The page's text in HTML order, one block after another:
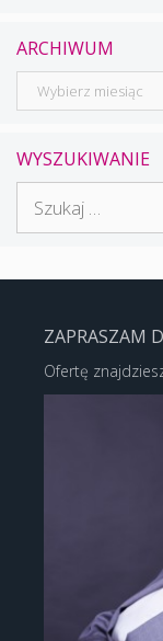
ARCHIWUM
Archiwum
WYSZUKIWANIE
ZAPRASZAM
Ofertę